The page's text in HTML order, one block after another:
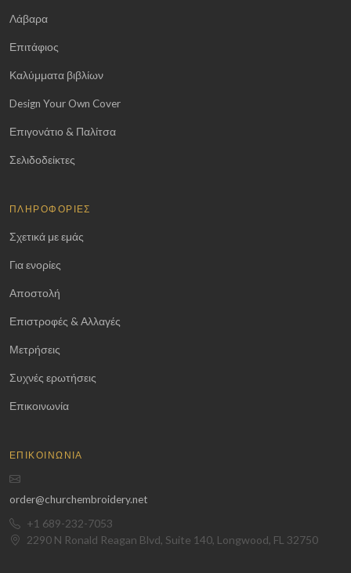
Λάβαρα
Επιτάφιος
Καλύμματα βιβλίων
Design Your Own Cover
Επιγονάτιο & Παλίτσα
Σελιδοδείκτες
ΠΛΗΡΟΦΟΡΊΕΣ
Σχετικά με εμάς
Για ενορίες
Αποστολή
Επιστροφές & Αλλαγές
Μετρήσεις
Συχνές ερωτήσεις
Επικοινωνία
ΕΠΙΚΟΙΝΩΝΊΑ
order@churchembroidery.net
+1 689-232-7053
2290 N Ronald Reagan Blvd, Suite 140, Longwood, FL 32750